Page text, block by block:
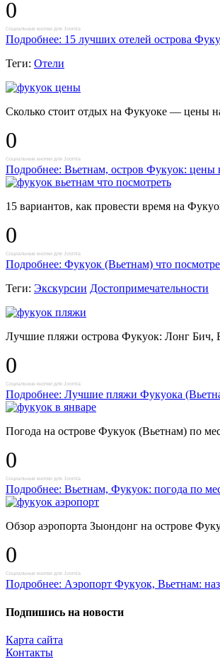
0
Социальные кнопки для Joomla
Подробнее: 15 лучших отелей острова
Теги: Отели
Сколько стоит отдых на Фукуоке — цены
0
Социальные кнопки для Joomla
Подробнее: Вьетнам, остров Фукуок: цены
15 вариантов, как провести время на
0
Социальные кнопки для Joomla
Подробнее: Фукуок (Вьетнам) что
Теги: Экскурсии Достопримечательности
Лучшие пляжи острова Фукуок: Лонг Бич,
0
Социальные кнопки для Joomla
Подробнее: Лучшие пляжи Фукуока
Погода на острове Фукуок (Вьетнам) по
0
Социальные кнопки для Joomla
Подробнее: Вьетнам, Фукуок: погода по
Обзор аэропорта Зыондонг на острове
0
Социальные кнопки для Joomla
Подробнее: Аэропорт Фукуок, Вьетнам:
Подпишись на новости
Карта сайта
Контакты